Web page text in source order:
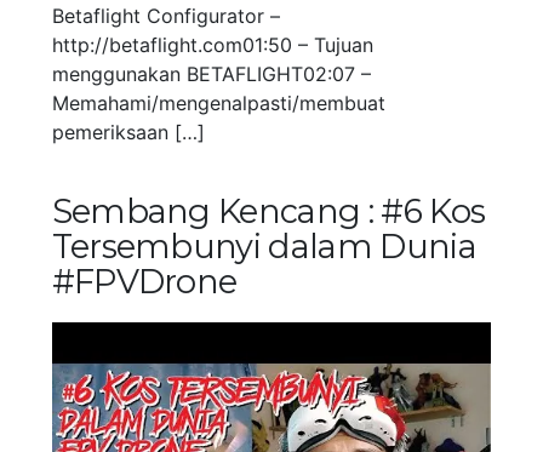
Betaflight Configurator –
http://betaflight.com01:50 – Tujuan
menggunakan BETAFLIGHT02:07 –
Memahami/mengenalpasti/membuat
pemeriksaan […]
Sembang Kencang : #6 Kos
Tersembunyi dalam Dunia
#FPVDrone